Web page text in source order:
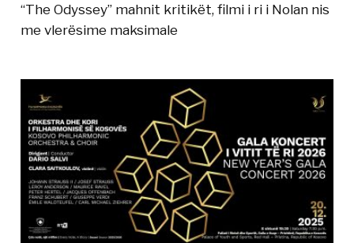
“The Odyssey” mahnit kritikët, filmi i ri i Nolan nis
me vlerësime maksimale